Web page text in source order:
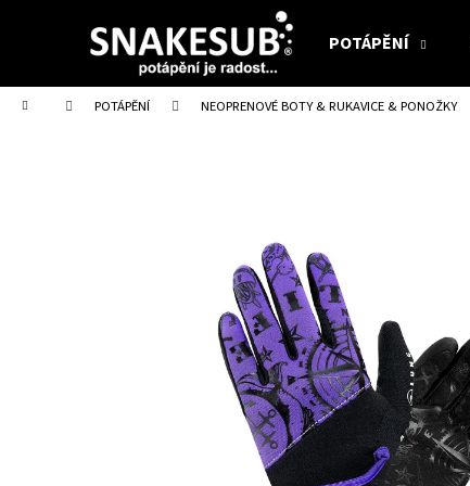
POTÁPĚNÍ
Domů POTÁPĚNÍ NEOPRENOVÉ BOTY & RUKAVICE & PONOŽKY
í
Zpět
do
Zpět
do